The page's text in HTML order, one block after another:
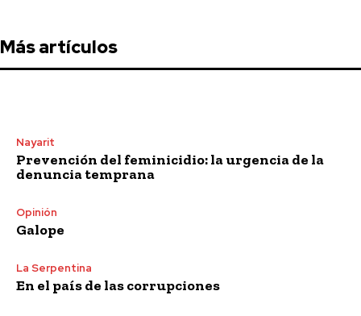
Más artículos
Nayarit
Prevención del feminicidio: la urgencia de la
denuncia temprana
Opinión
Galope
La Serpentina
En el país de las corrupciones